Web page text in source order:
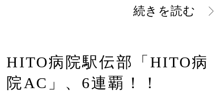
続きを読む
HITO病院駅伝部「HITO病
院AC」、6連覇！！